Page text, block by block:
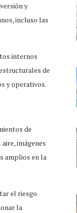
y
incluso las
internos
de
y operativos.
de
imágenes
amplios en la
el riesgo
la